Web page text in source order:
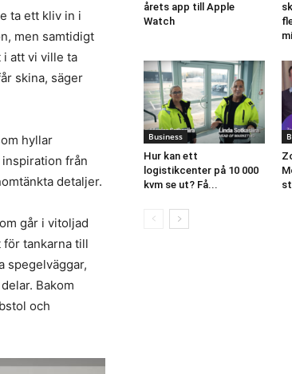
ta ett kliv in i
men samtidigt
i att vi ville ta
skina, säger
hyllar
från
detaljer.
går i vitoljad
för tankarna till
spegelväggar,
Bakom
och
årets app till Apple
Watch
Business
Hur kan ett
logistikcenter på 10 000
kvm se ut? Få...